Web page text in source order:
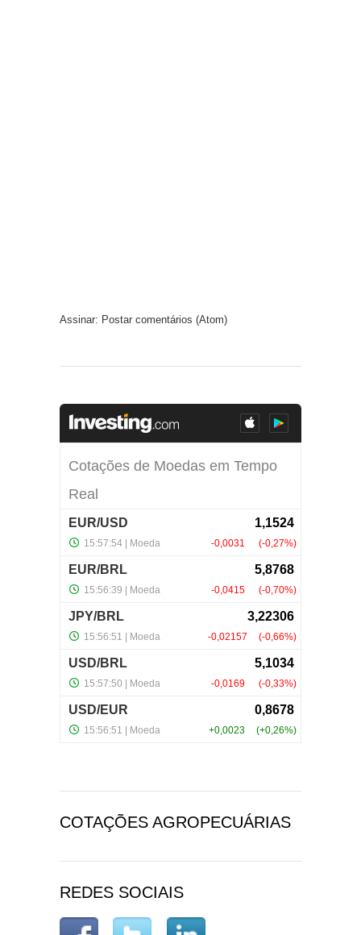
Assinar: Postar comentários (Atom)
COTAÇÕES AGROPECUÁRIAS
REDES SOCIAIS